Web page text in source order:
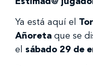
Ya está aquí el
Añoreta que se
el sábado 29 de